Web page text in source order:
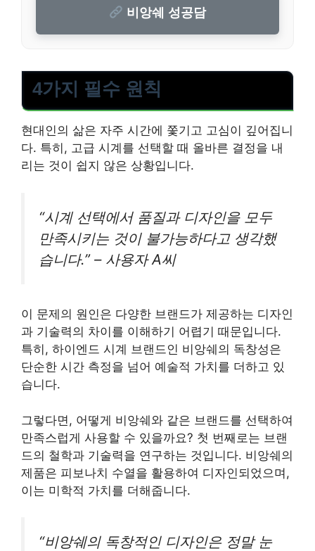
비앙쉐 성공담
4가지 필수 원칙
현대인의 삶은 자주 시간에 쫓기고 고심이 깊어집니
다. 특히, 고급 시계를 선택할 때 올바른 결정을 내
리는 것이 쉽지 않은 상황입니다.
“시계 선택에서 품질과 디자인을 모두
만족시키는 것이 불가능하다고 생각했
습니다.” – 사용자 A씨
이 문제의 원인은 다양한 브랜드가 제공하는 디자인
과 기술력의 차이를 이해하기 어렵기 때문입니다.
특히, 하이엔드 시계 브랜드인 비앙쉐의 독창성은
단순한 시간 측정을 넘어 예술적 가치를 더하고 있
습니다.
그렇다면, 어떻게 비앙쉐와 같은 브랜드를 선택하여
만족스럽게 사용할 수 있을까요? 첫 번째로는 브랜
드의 철학과 기술력을 연구하는 것입니다. 비앙쉐의
제품은 피보나치 수열을 활용하여 디자인되었으며,
이는 미학적 가치를 더해줍니다.
“비앙쉐의 독창적인 디자인은 정말 눈